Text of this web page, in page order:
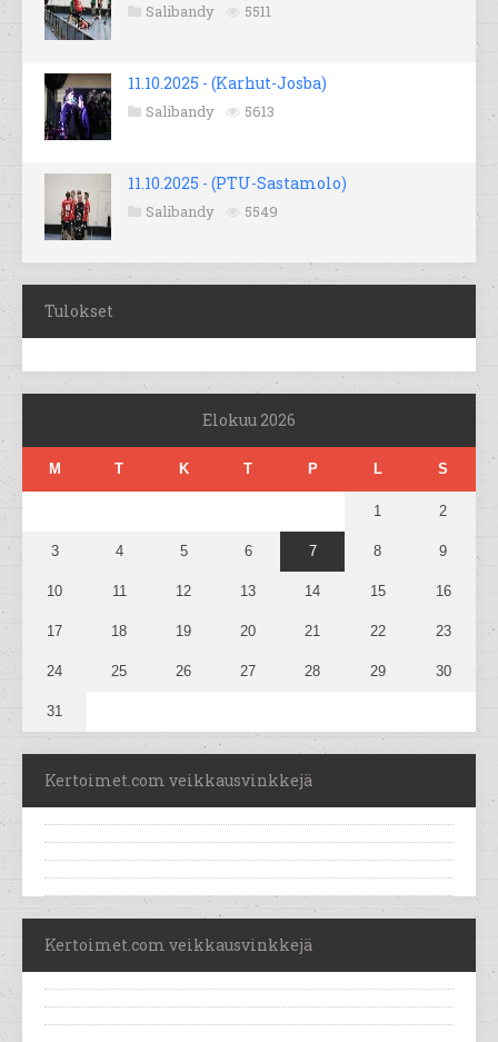
Salibandy 5511
11.10.2025 - (Karhut-Josba)
Salibandy 5613
11.10.2025 - (PTU-Sastamolo)
Salibandy 5549
Tulokset
Elokuu 2026
M T K T P L S
1 2
3 4 5 6 7 8 9
10 11 12 13 14 15 16
17 18 19 20 21 22 23
24 25 26 27 28 29 30
31
Kertoimet.com veikkausvinkkejä
Kertoimet.com veikkausvinkkejä